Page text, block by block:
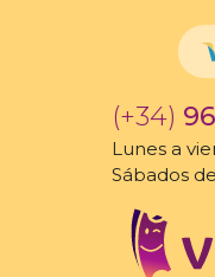
(+34)
Lunes a
Sábados